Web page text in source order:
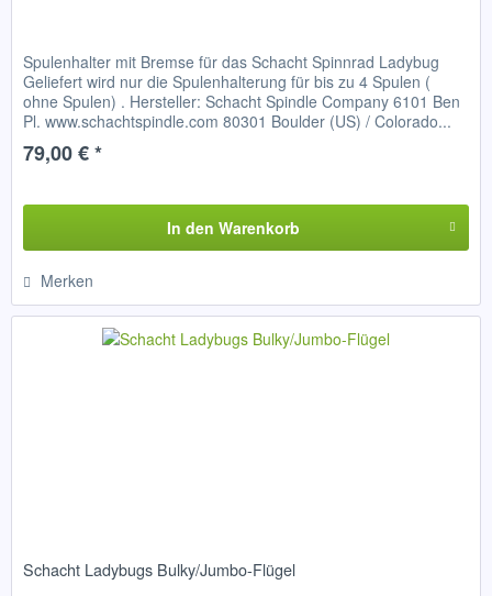
Spulenhalter mit Bremse für das Schacht Spinnrad Ladybug
Geliefert wird nur die Spulenhalterung für bis zu 4 Spulen (
ohne Spulen) . Hersteller: Schacht Spindle Company 6101 Ben
Pl. www.schachtspindle.com 80301 Boulder (US) / Colorado...
79,00 € *
In den Warenkorb
Merken
Schacht Ladybugs Bulky/Jumbo-Flügel